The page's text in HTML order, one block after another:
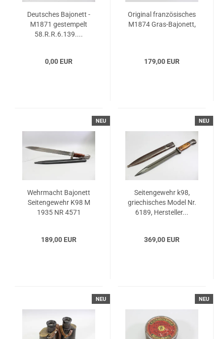
Deutsches Bajonett -
M1871 gestempelt
58.R.R.6.139....
0,00 EUR
Original französisches
M1874 Gras-Bajonett,
179,00 EUR
NEU
Wehrmacht Bajonett
Seitengewehr K98 M
1935 NR 4571
189,00 EUR
NEU
Seitengewehr k98,
griechisches Model Nr.
6189, Hersteller...
369,00 EUR
NEU NEU